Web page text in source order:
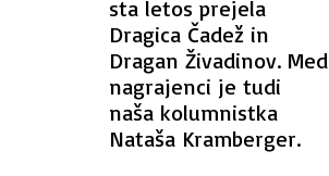
sta letos prejela
Dragica Čadež in
Dragan Živadinov. Med
nagrajenci je tudi
naša kolumnistka
Nataša Kramberger.